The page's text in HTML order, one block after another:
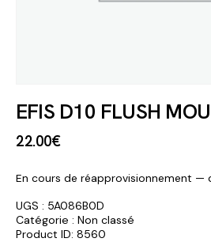
EFIS D10 FLUSH
22.00€
En cours de réapprovisionnement —
UGS : 5A086B0D
Catégorie : Non classé
Product ID: 8560